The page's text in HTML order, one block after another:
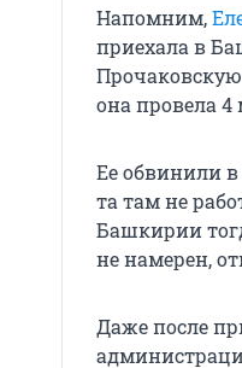
Напомним,
приехала в
она провела 4
Ее обвинили
та там не
Башкирии
не намерен,
Даже после